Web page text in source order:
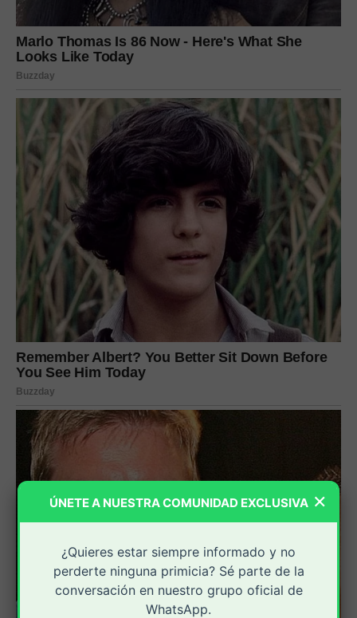
×
ÚNETE A NUESTRA COMUNIDAD EXCLUSIVA
¿Quieres estar siempre informado y no
perderte ninguna primicia? Sé parte de la
conversación en nuestro grupo oficial de
WhatsApp.